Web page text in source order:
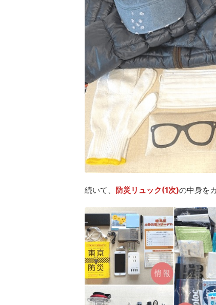
続いて、 防災リュック(1次)の中身を